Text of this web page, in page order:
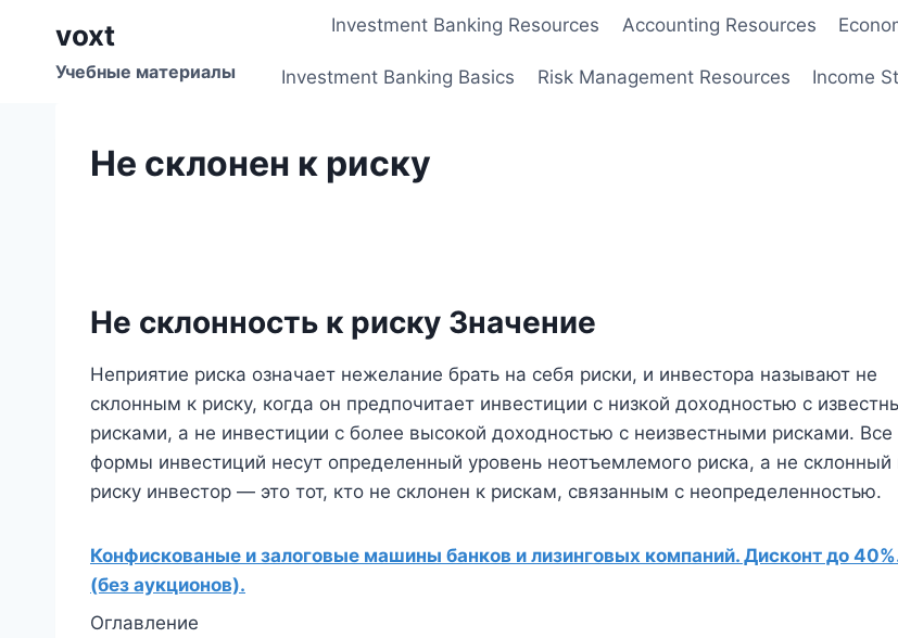
содержимому
voxt
Учебные материалы
Investment Banking Resources Accounting Resources
Investment Banking Basics Risk Management Resources Income
Не склонен к риску
Не склонность к риску Значение
Неприятие риска означает нежелание брать на себя риски, и инвестора называют не
склонным к риску, когда он предпочитает инвестиции с низкой доходностью с
рисками, а не инвестиции с более высокой доходностью с неизвестными рисками. Все
формы инвестиций несут определенный уровень неотъемлемого риска, а не склонный
риску инвестор — это тот, кто не склонен к рискам, связанным с неопределенностью.
Конфискованые и залоговые машины банков и лизинговых компаний. Дисконт до
(без аукционов).
Оглавление